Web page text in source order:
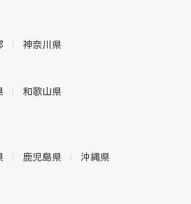
神奈川県
和歌山県
鹿児島県 沖縄県